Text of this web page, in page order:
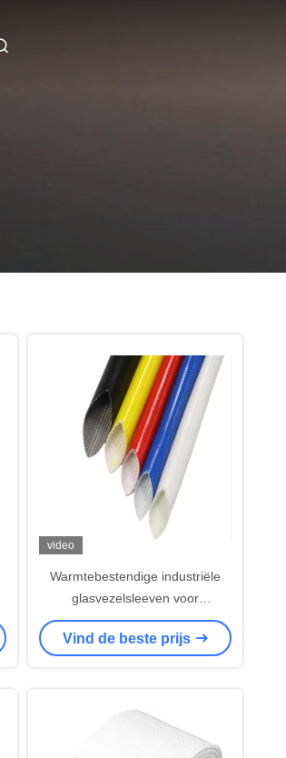
video
Warmtebestendige industriële
glasvezelsleeven voor
veeleisende elektrische
omgevingen
Vind de beste prijs